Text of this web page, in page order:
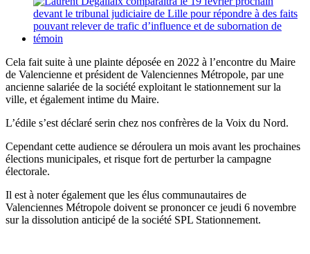
Cela fait suite à une plainte déposée en 2022 à l’encontre du Maire
de Valencienne et président de Valenciennes Métropole, par une
ancienne salariée de la société exploitant le stationnement sur la
ville, et également intime du Maire.
L’édile s’est déclaré serin chez nos confrères de la Voix du Nord.
Cependant cette audience se déroulera un mois avant les prochaines
élections municipales, et risque fort de perturber la campagne
électorale.
Il est à noter également que les élus communautaires de
Valenciennes Métropole doivent se prononcer ce jeudi 6 novembre
sur la dissolution anticipé de la société SPL Stationnement.